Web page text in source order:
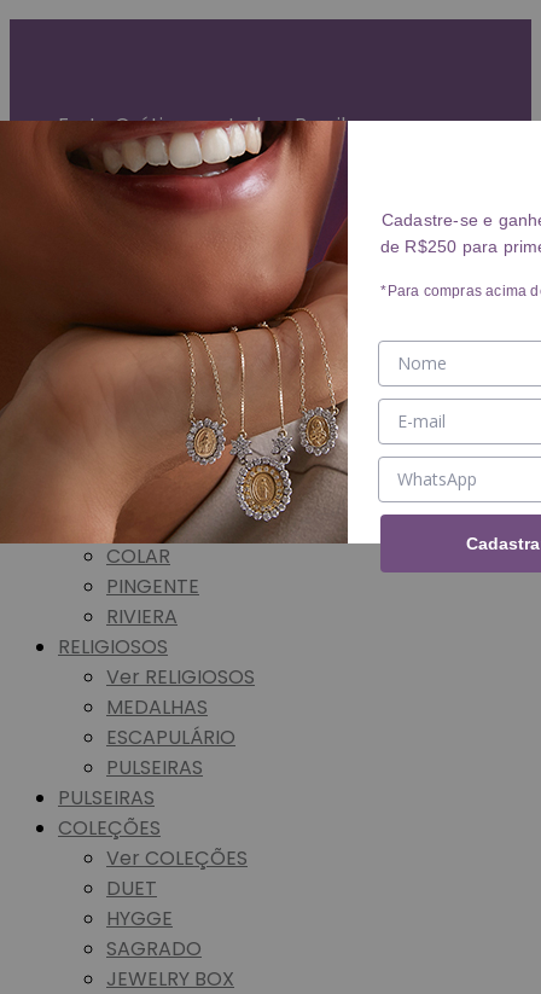
Frete Grátis para todo o Brasil
ALIANÇA
BRINCOS
Ver BRINCOS
ARGOLA
PIERCING
COLARES
Ver COLARES
COLAR
PINGENTE
RIVIERA
RELIGIOSOS
Ver RELIGIOSOS
MEDALHAS
ESCAPULÁRIO
PULSEIRAS
PULSEIRAS
COLEÇÕES
Ver COLEÇÕES
DUET
HYGGE
SAGRADO
JEWELRY BOX
Cadastre-se e
de R$250 para
*Para compras acima